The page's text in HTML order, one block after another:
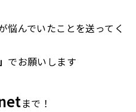
悩んでいたことを送ってく
でお願いします
まで！